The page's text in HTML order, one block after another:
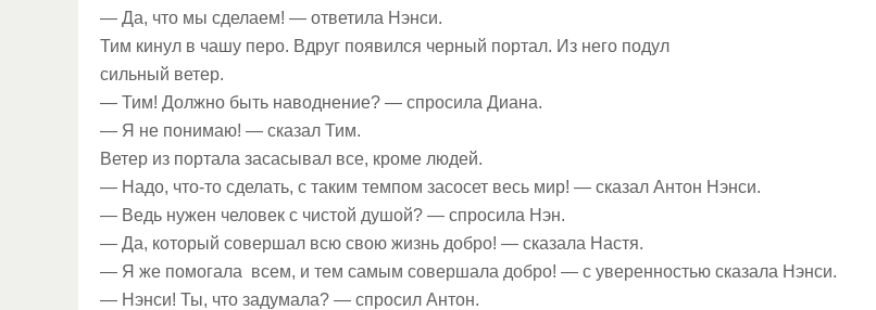
— Да, что мы сделаем! — ответила Нэнси.
Тим кинул в чашу перо. Вдруг появился черный портал. Из него подул
сильный ветер.
— Тим! Должно быть наводнение? — спросила Диана.
— Я не понимаю! — сказал Тим.
Ветер из портала засасывал все, кроме людей.
— Надо, что-то сделать, с таким темпом засосет весь мир! — сказал Антон Нэнси.
— Ведь нужен человек с чистой душой? — спросила Нэн.
— Да, который совершал всю свою жизнь добро! — сказала Настя.
— Я же помогала всем, и тем самым совершала добро! — с уверенностью сказала Нэнси.
— Нэнси! Ты, что задумала? — спросил Антон.